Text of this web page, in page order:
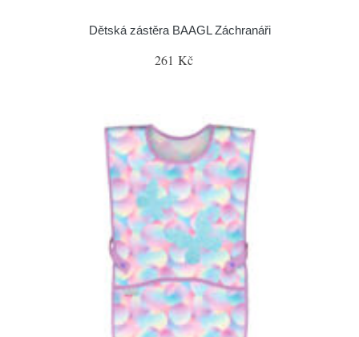
Dětská zástěra BAAGL Záchranáři
261 Kč